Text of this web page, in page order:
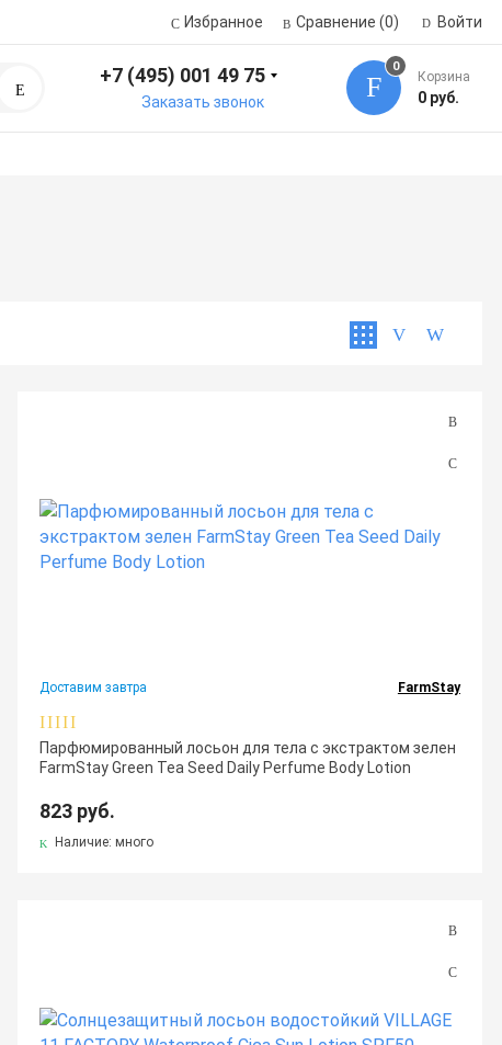
Избранное Сравнение (0) Войти
+7 (495) 001 49 75
Заказать звонок
0
Корзина
0 руб.
Доставим завтра FarmStay
Парфюмированный лосьон для тела с экстрактом зелен
FarmStay Green Tea Seed Daily Perfume Body Lotion
823 руб.
Наличие: много